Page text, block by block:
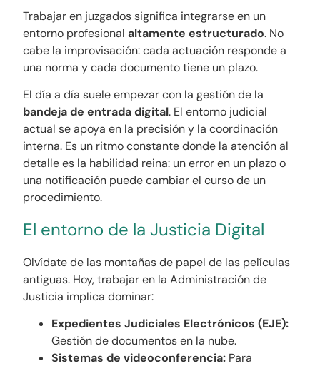
Trabajar en juzgados significa integrarse en un
entorno profesionalaltamente estructurado. No
cabe la improvisación: cada actuación responde a
una norma y cada documento tiene un plazo.
El día a día suele empezar con la gestión de la
bandeja de entrada digital. El entorno judicial
actual se apoya en la precisión y la coordinación
interna. Es un ritmo constante donde la atención al
detalle es la habilidad reina: un error en un plazo o
una notificación puede cambiar el curso de un
procedimiento.
El entorno de la Justicia Digital
Olvídate de las montañas de papel de las películas
antiguas. Hoy, trabajar en la Administración de
Justicia implica dominar:
Expedientes Judiciales Electrónicos (EJE):
Gestión de documentos en la nube.
Sistemas de videoconferencia: Para